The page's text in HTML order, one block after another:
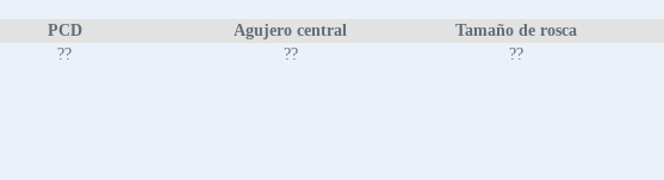
PCD Agujero central Tamaño de rosca
?? ?? ??